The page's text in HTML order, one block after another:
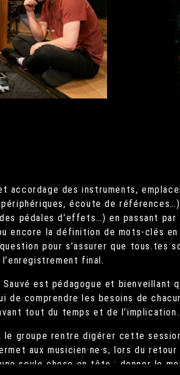
accordage des instruments,
écoute de
pédales d’effets…) en passant
encore la définition de mots-clés
pour s’assurer que tous.tes
final.
Sauvé est pédagogue et bienveillant
de comprendre les besoins de
tout du temps et de l’implication.
groupe rentre digérer cette
aux musicien·ne·s, lors du
seule chose en tête : donner le